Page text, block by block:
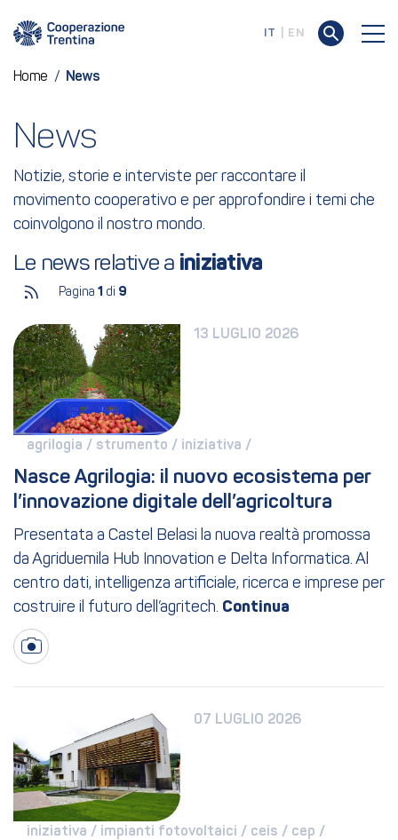
IT EN
Home / News
News
Notizie, storie e interviste per raccontare il
movimento cooperativo e per approfondire i temi che
coinvolgono il nostro mondo.
Le news relative a iniziativa
Pagina 1 di 9
13 LUGLIO 2026
agrilogia / strumento / iniziativa /
Nasce Agrilogia: il nuovo ecosistema per
l’innovazione digitale dell’agricoltura
Presentata a Castel Belasi la nuova realtà promossa
da Agriduemila Hub Innovation e Delta Informatica. Al
centro dati, intelligenza artificiale, ricerca e imprese per
costruire il futuro dell’agritech.
07 LUGLIO 2026
iniziativa / impianti fotovoltaici / ceis / cep /